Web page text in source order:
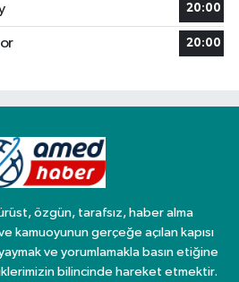
20:00
20:00
özgün, tarafsız, haber alma
kamuoyunun gerçeğe açılan kapısı
ve yorumlamakla basın etiğine
bilincinde hareket etmektir.